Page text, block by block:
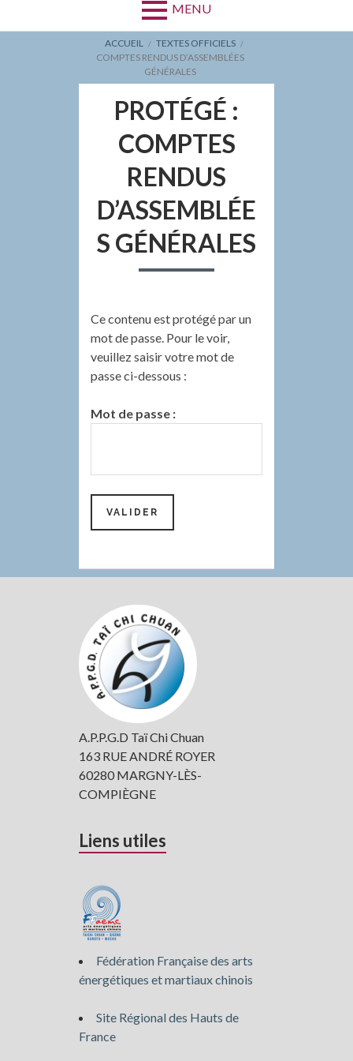
MENU
FIL
D'ARIANE
ACCUEIL
TEXTES OFFICIELS
COMPTES RENDUS D’ASSEMBLÉES
GÉNÉRALES
PROTÉGÉ :
COMPTES
RENDUS
D’ASSEMBLÉE
S GÉNÉRALES
Ce contenu est protégé par un
mot de passe. Pour le voir,
veuillez saisir votre mot de
passe ci-dessous :
Mot de passe :
subsidiaire
A.P.P.G.D Taï Chi Chuan
163 RUE ANDRÉ ROYER
60280 MARGNY-LÈS-
COMPIÈGNE
Liens utiles
Fédération Française des arts
énergétiques et martiaux chinois
Site Régional des Hauts de
France